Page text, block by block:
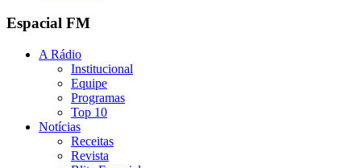
Espacial FM
A Rádio
Institucional
Equipe
Programas
Top 10
Notícias
Receitas
Revista